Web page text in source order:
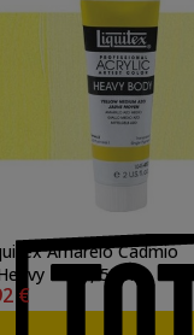
Amarelo Cadmio
Body, 59 ml.
€